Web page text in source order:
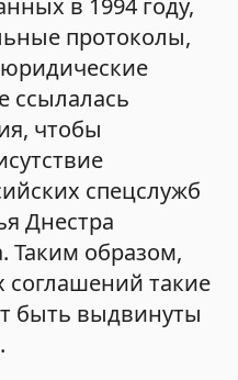
протоколы,
ссылалась
чтобы
спецслужб
Днестра
Таким образом,
соглашений такие
быть выдвинуты